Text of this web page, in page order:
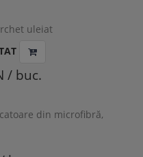
uleiat
/ buc.
din microfibră,